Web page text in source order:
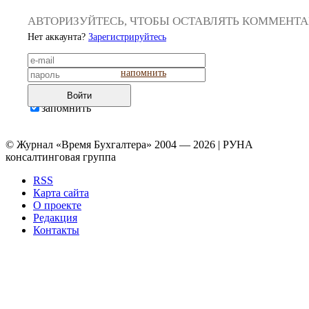
АВТОРИЗУЙТЕСЬ, ЧТОБЫ ОСТАВЛЯТЬ
Нет аккаунта? Зарегистрируйтесь
напомнить
Войти
запомнить
© Журнал «Время Бухгалтера» 2004 — 2026 | РУНА
консалтинговая группа
RSS
Карта сайта
О проекте
Редакция
Контакты